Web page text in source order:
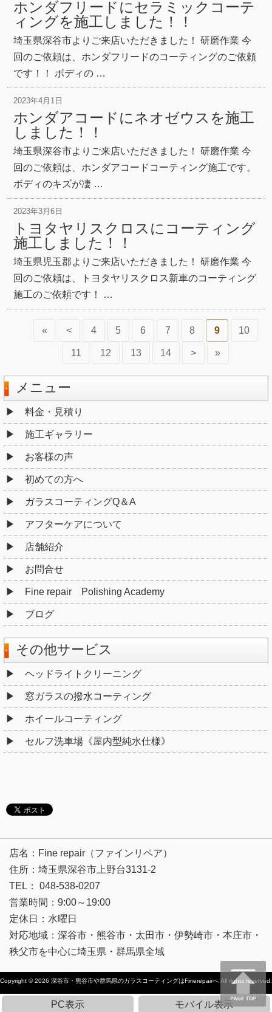
ホンダフリードにセラミックコーテ
ィングを施工しました！！
埼玉県深谷市よりご来店いただきました！ 研磨作業 今
回のご依頼は、ホンダフリードのコーティングのご依頼
です！！ ボディの …
2023年4月1日
ホンダアコードにネオゼウスを施工
しました！！
埼玉県深谷市よりご来店いただきました！ 研磨作業 今
回のご依頼は、ホンダアコードコーティング施工です。
ボディのキズが凄 …
2023年3月6日
トヨタヤリスクロスにコーティング
施工しました！！
埼玉県児玉郡よりご来店いただきました！ 研磨作業 今
回のご依頼は、トヨタヤリスクロス新車のコーティング
施工のご依頼です！ …
« < 4 5 6 7 8 9 10
11 12 13 14 > »
メニュー
料金・見積り
施工ギャラリー
お客様の声
初めての方へ
ガラスコーティングQ＆A
アフターケアについて
店舗紹介
お問合せ
Fine repair Polishing Academy
ブログ
その他サービス
ヘッドライトクリーニング
窓ガラスの撥水コーティング
ホイールコーティング
セルフ洗車場《屋内型純水仕様》
店名：Fine repair（ファインリペア）
住所：埼玉県深谷市上野台3131-2
TEL： 048-538-0207
営業時間：9:00～19:00
定休日：水曜日
対応地域：深谷市・熊谷市・太田市・伊勢崎市・本庄市・
秩父市を中心に埼玉県・群馬県全域
Copyright © 2026 深谷市・熊谷市や群馬県のガラスコーティングはFinerepairへ All rights reserved.
PC表示 モバイル表示